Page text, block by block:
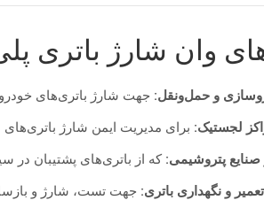
وان شارژ باتری
و حمل‌ونقل: جهت شارژ باتری‌های
لجستیک: برای مدیریت ایمن شارژ باتری‌های
صنایع پتروشیمی: که از باتری‌های پشتیبان در
و نگهداری باتری: جهت تست، شارژ و